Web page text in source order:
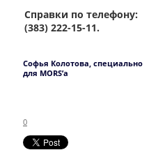
Справки по телефону:
(383) 222-15-11.
Софья Колотова, специально
для MORS’а
0